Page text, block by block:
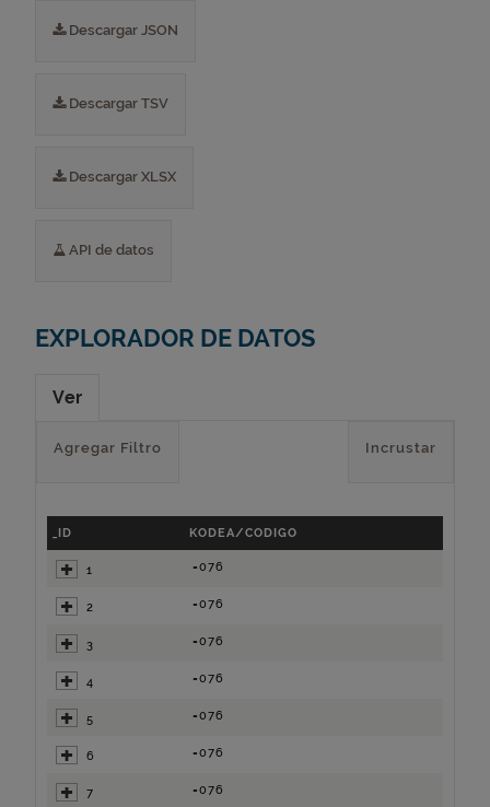
Descargar JSON
Descargar TSV
Descargar XLSX
API de datos
EXPLORADOR DE DATOS
Ver
Incrustar
Agregar Filtro
_ID KODEA/CODIGO
1 =076
2 =076
3 =076
4 =076
5 =076
6 =076
7 =076